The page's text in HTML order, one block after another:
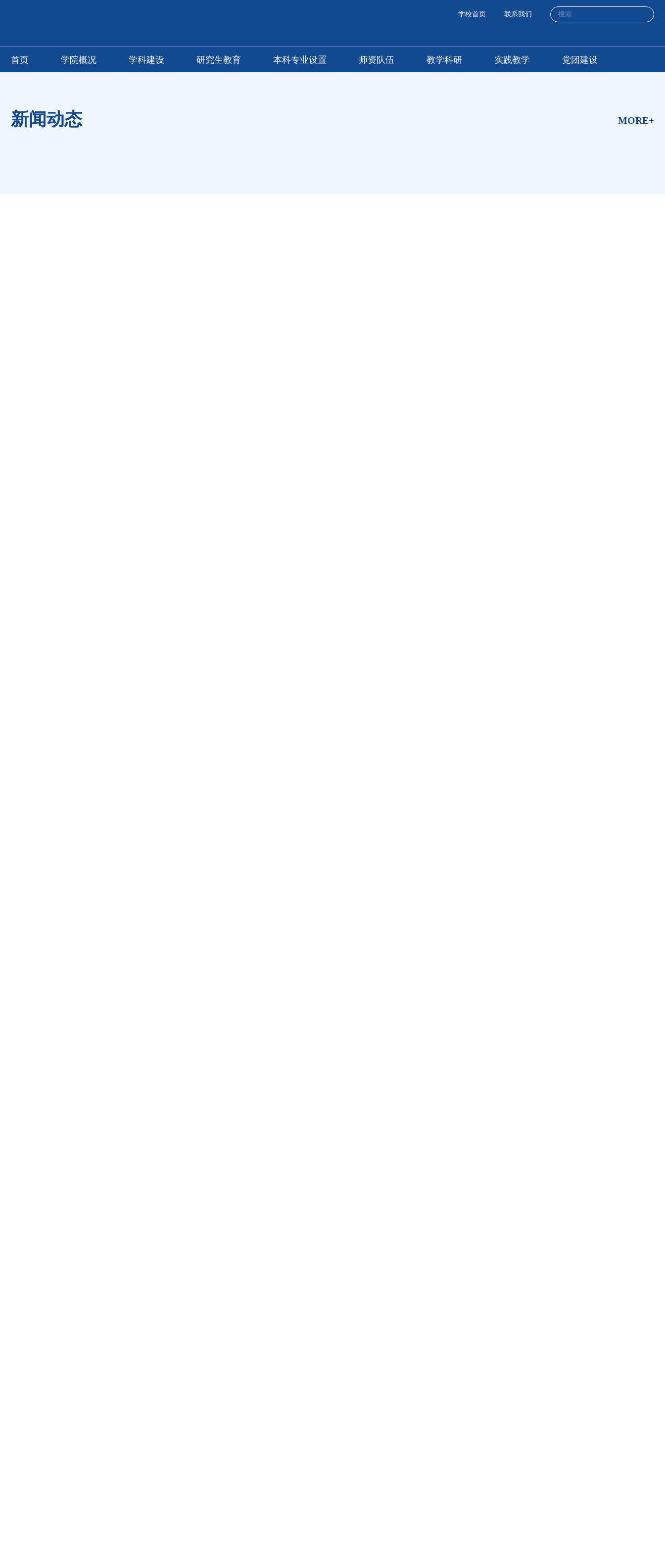
学校首页 联系我们
首页 学院概况 学科建设 研究生教育 本科专业设置 师资队伍 教学科研 实践教学 党团建设
新闻动态 MORE+